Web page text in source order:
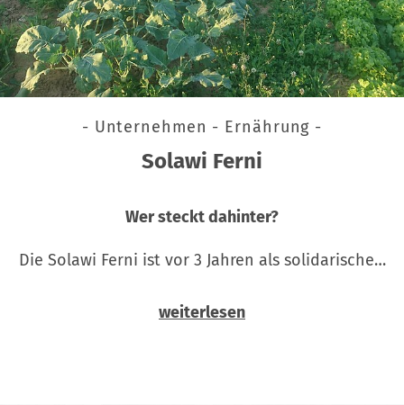
- Unternehmen - Ernährung -
Solawi Ferni
Wer steckt dahinter?
Die Solawi Ferni ist vor 3 Jahren als solidarische…
weiterlesen